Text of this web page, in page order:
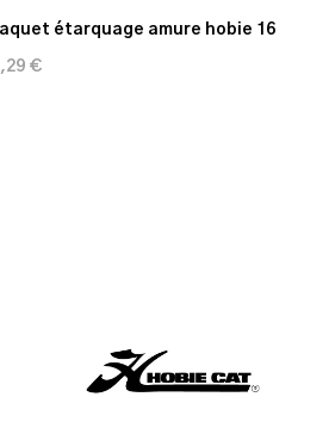
étarquage amure hobie 16
€